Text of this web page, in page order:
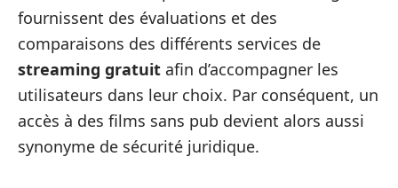
fournissent des évaluations et des
comparaisons des différents services de
streaming gratuit afin d’accompagner les
utilisateurs dans leur choix. Par conséquent, un
accès à des films sans pub devient alors aussi
synonyme de sécurité juridique.